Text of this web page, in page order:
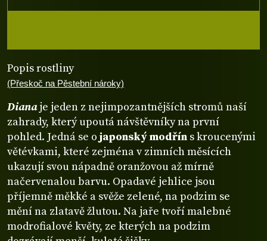
Popis rostliny
(Přeskoč na Pěstební nároky)
Dianaje jeden z nejimpozantnějších stromů naší
zahrady, který upoutá návštěvníky na první
pohled. Jedná se ojaponský modřín s kroucenými
větévkami, které zejména v zimních měsících
ukazují svou nápadně oranžovou až mírně
načervenalou barvu. Opadavé jehlice jsou
příjemně měkké a svěže zelené, na podzim se
mění na zlatavě žlutou. Na jaře tvoří malebné
modrofialové květy, ze kterých na podzim